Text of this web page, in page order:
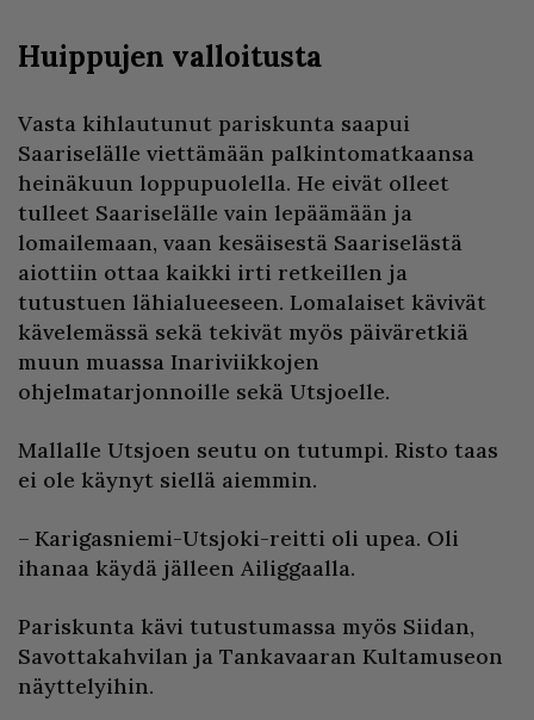
Huippujen valloitusta
Vasta kihlautunut pariskunta saapui
Saariselälle viettämään palkintomatkaansa
heinäkuun loppupuolella. He eivät olleet
tulleet Saariselälle vain lepäämään ja
lomailemaan, vaan kesäisestä Saariselästä
aiottiin ottaa kaikki irti retkeillen ja
tutustuen lähialueeseen. Lomalaiset kävivät
kävelemässä sekä tekivät myös päiväretkiä
muun muassa Inariviikkojen
ohjelmatarjonnoille sekä Utsjoelle.
Mallalle Utsjoen seutu on tutumpi. Risto taas
ei ole käynyt siellä aiemmin.
– Karigasniemi-Utsjoki-reitti oli upea. Oli
ihanaa käydä jälleen Ailiggaalla.
Pariskunta kävi tutustumassa myös Siidan,
Savottakahvilan ja Tankavaaran Kultamuseon
näyttelyihin.